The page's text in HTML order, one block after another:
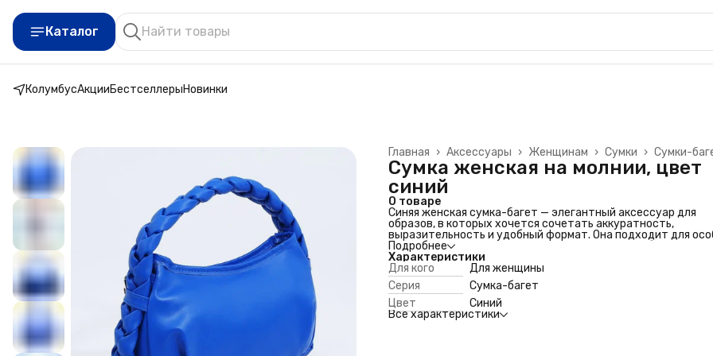
Каталог
КолумбусАкцииБестселлерыНовинки
Сумки-
Сумки ›
Женщинам ›
Аксессуары ›
Главная ›
Сумка женская на молнии, цвет
синий
О товаре
Синяя женская сумка-багет — элегантный аксессуар для
образов, в которых хочется сочетать аккуратность,
выразительность и удобный формат. Она подходит для
случаев, встреч, прогулок и выходов, когда с собой нужны
только самые важные вещи. Глубокий синий оттенок
благородно и небанально, а золотистая фурнитура и
декоративная цепь добавляют образу более собранное и
стильное звучание.
Особенности
Подходит для праздничных выходов, встреч, ужинов и
городских образов с акцентом на детали.
Подробнее
Характеристики
Для кого
Для женщины
Серия
Сумка-багет
Цвет
Синий
Все характеристики